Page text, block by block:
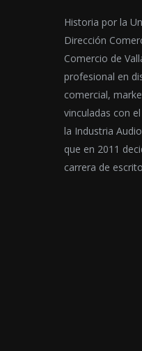
Historia por la
Dirección
Comercio de
profesional en
comercial,
vinculadas con
la Industria
que en 2011
carrera de